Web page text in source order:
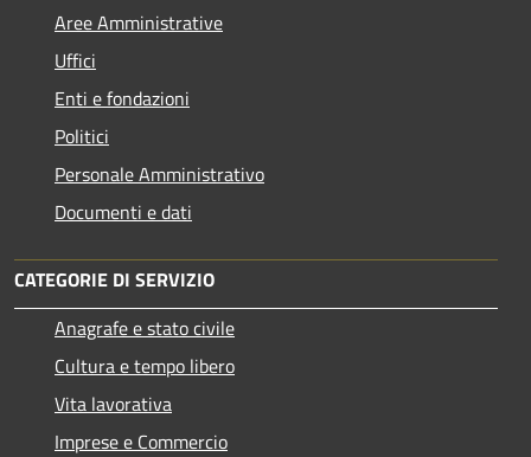
Aree Amministrative
Uffici
Enti e fondazioni
Politici
Personale Amministrativo
Documenti e dati
CATEGORIE DI SERVIZIO
Anagrafe e stato civile
Cultura e tempo libero
Vita lavorativa
Imprese e Commercio